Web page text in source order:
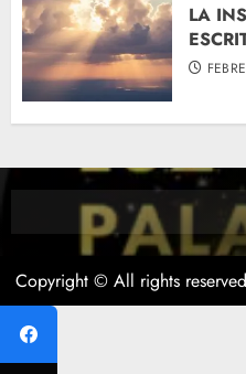
LA
Copyright © All rights